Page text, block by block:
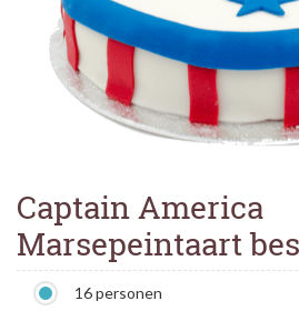
Captain America
Marsepeintaart
16 personen